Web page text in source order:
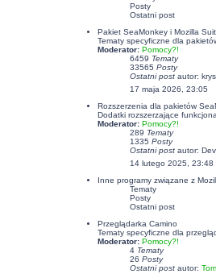
Posty
Ostatni post
Pakiet SeaMonkey i Mozilla
Tematy specyficzne dla
Moderator: Pomocy?!
6459 Tematy
33565 Posty
Ostatni postautor:
17 maja 2026, 23:05
Rozszerzenia dla pakietów
Dodatki rozszerzające
Moderator: Pomocy?!
289 Tematy
1335 Posty
Ostatni postautor:
14 lutego 2025, 23:48
Inne programy związane z
Tematy
Posty
Ostatni post
Przeglądarka Camino
Tematy specyficzne dla
Moderator: Pomocy?!
4 Tematy
26 Posty
Ostatni postautor: